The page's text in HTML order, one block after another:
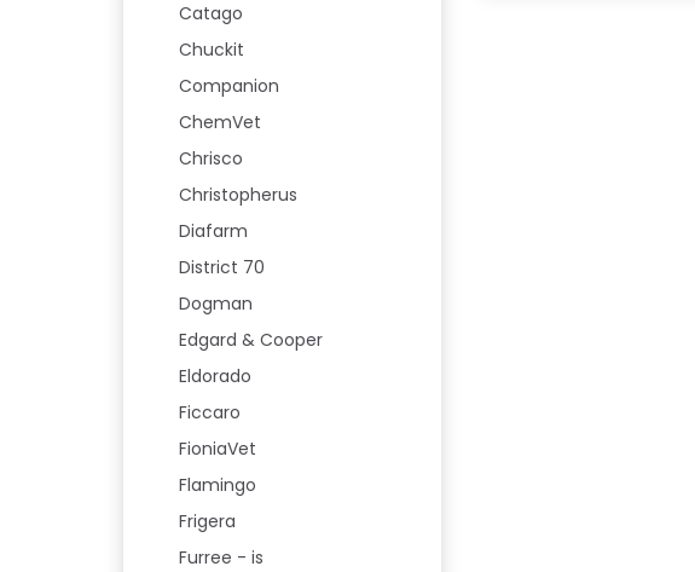
Catago
Chuckit
Companion
ChemVet
Chrisco
Christopherus
Diafarm
District 70
Dogman
Edgard & Cooper
Eldorado
Ficcaro
FioniaVet
Flamingo
Frigera
Furree - is